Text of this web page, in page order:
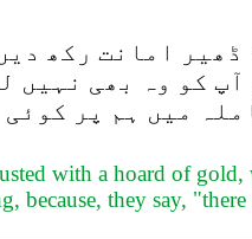
امانت رکھ
کو وہ بھی نہیں
میں ہم پر
with a hoard of
because, they say,